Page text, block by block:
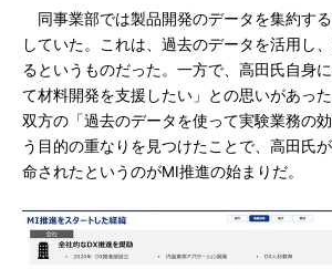
同事業部では製品開発のデータを集約す
していた。これは、過去のデータを活用し
るというものだった。一方で、高田氏自身
て材料開発を支援したい」との思いがあっ
双方の「過去のデータを使って実験業務の
う目的の重なりを見つけたことで、高田氏
命されたというのがMI推進の始まりだ。